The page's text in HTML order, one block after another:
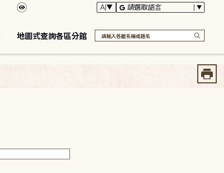
地圖式查詢各區分館